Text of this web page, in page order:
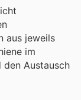
aus jeweils
im
Austausch